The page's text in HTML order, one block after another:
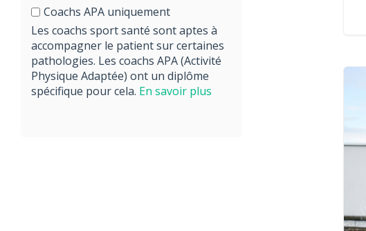
Coachs APA uniquement
Les coachs sport santé sont aptes à
accompagner le patient sur certaines
pathologies. Les coachs APA (Activité
Physique Adaptée) ont un diplôme
spécifique pour cela. En savoir plus